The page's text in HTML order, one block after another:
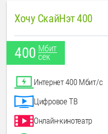
Хочу СкайНэт 400
400 Мбит
сек
Интернет 400 Мбит/с
Цифровое ТВ
Онлайн-кинотеатр